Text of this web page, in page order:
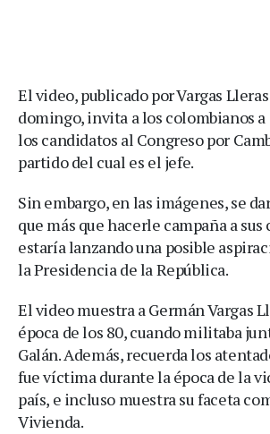
El video, publicado por Vargas
domingo, invita a los colombianos
los candidatos al Congreso por
partido del cual es el jefe.
Sin embargo, en las imágenes, se
que más que hacerle campaña a
estaría lanzando una posible
la Presidencia de la República.
El video muestra a Germán Vargas
época de los 80, cuando militaba
Galán. Además, recuerda los
fue víctima durante la época de la
país, e incluso muestra su faceta
Vivienda.